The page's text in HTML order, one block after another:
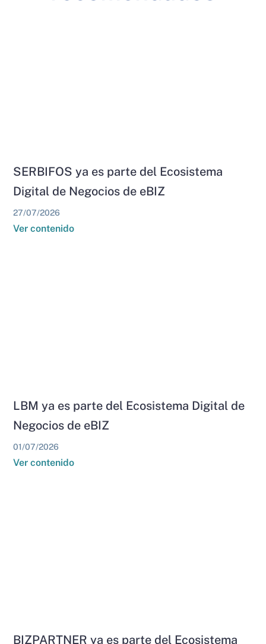
SERBIFOS ya es parte del Ecosistema
Digital de Negocios de eBIZ
27/07/2026
Ver contenido
LBM ya es parte del Ecosistema Digital de
Negocios de eBIZ
01/07/2026
Ver contenido
BIZPARTNER ya es parte del Ecosistema